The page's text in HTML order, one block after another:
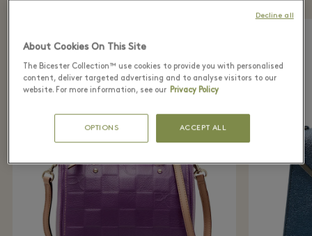
About Cookies On This Site
The Bicester Collection™ use cookies to provide you with personalised
content, deliver targeted advertising and to analyse visitors to our
website. For more information, see our Privacy Policy
OPTIONS ACCEPT ALL
Decline all